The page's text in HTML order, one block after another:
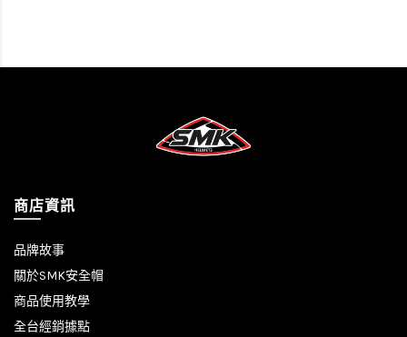
商店資訊
品牌故事
關於SMK安全帽
商品使用教學
全台經銷據點